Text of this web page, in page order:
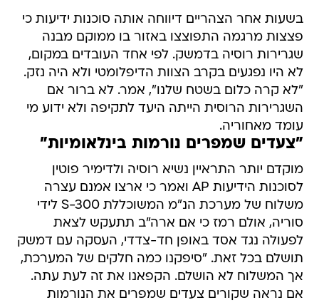
בשעות אחר הצהריים דיווחה אותה סוכנות ידיעות כי
פצצות מרגמה התפוצצו באזור בו ממוקם מבנה
שגרירות רוסיה בדמשק. לפי אחד העובדים במקום,
לא היו נפגעים בקרב הצוות הדיפלומטי ולא היה נזק.
"לא קרה כלום בשטח שלנו", אמר. לא ברור אם
השגרירות הרוסית הייתה היעד לתקיפה ולא ידוע מי
עומד מאחוריה.
"צעדים שמפרים נורמות בינלאומיות"
מוקדם יותר התראיין נשיא רוסיה ולדימיר פוטין
לסוכנות הידיעות AP ואמר כי ארצו אמנם עצרה
משלוח של מערכת הנ"מ המשוכללת S-300 לידי
סוריה, אולם רמז כי אם ארה"ב תתעקש לצאת
לפעולה נגד אסד באופן חד-צדדי, העסקה עם דמשק
תושלם בכל זאת. "סיפקנו כמה חלקים של המערכת,
אך המשלוח לא הושלם. הקפאנו את זה לעת עתה.
אם נראה שקורים צעדים שמפרים את הנורמות